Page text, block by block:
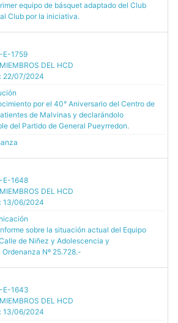
equipo de básquet adaptado del Club
Club por la iniciativa.
E-1759
DEL HCD
22/07/2024
por el 40° Aniversario del Centro de
de Malvinas y declarándolo
del Partido de General Pueyrredon.
E-1648
DEL HCD
13/06/2024
sobre la situación actual del Equipo
de Niñez y Adolescencia y
Nº 25.728.-
E-1643
DEL HCD
13/06/2024